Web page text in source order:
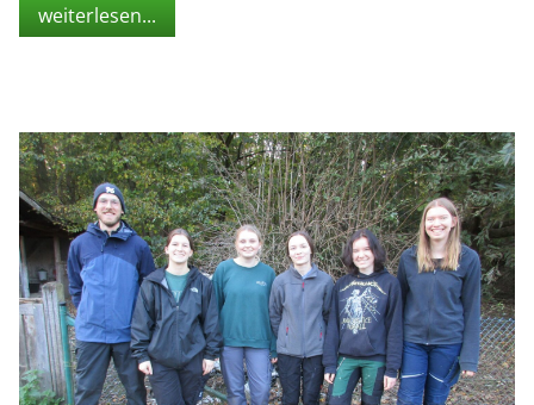
weiterlesen...